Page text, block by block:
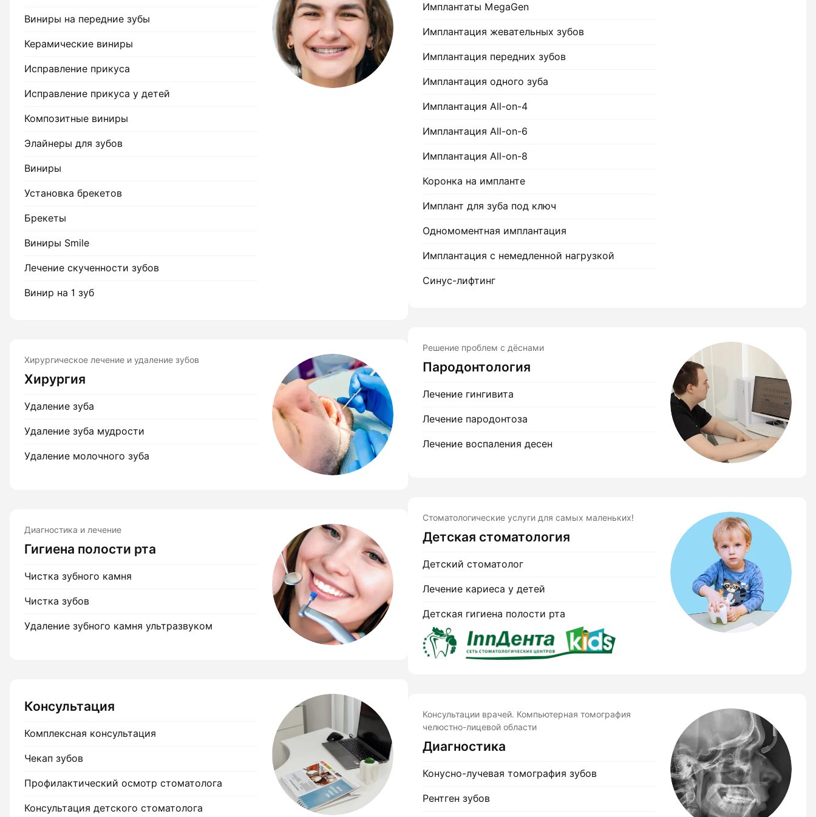
Виниры на передние зубы
Керамические виниры
Исправление прикуса
Исправление прикуса у детей
Композитные виниры
Элайнеры для зубов
Виниры
Установка брекетов
Брекеты
Виниры Smile
Лечение скученности зубов
Винир на 1 зуб
Хирургическое лечение и удаление зубов
Хирургия
Удаление зуба
Удаление зуба мудрости
Удаление молочного зуба
Диагностика и лечение
Гигиена полости рта
Чистка зубного камня
Чистка зубов
Удаление зубного камня ультразвуком
Консультация
Комплексная консультация
Чекап зубов
Профилактический осмотр стоматолога
Консультация детского стоматолога
Имплантаты MegaGen
Имплантация жевательных зубов
Имплантация передних зубов
Имплантация одного зуба
Имплантация All-on-4
Имплантация All-on-6
Имплантация All-on-8
Коронка на импланте
Имплант для зуба под ключ
Одномоментная имплантация
Имплантация с немедленной нагрузкой
Синус-лифтинг
Решение проблем с дёснами
Пародонтология
Лечение гингивита
Лечение пародонтоза
Лечение воспаления десен
Стоматологические услуги для самых маленьких!
Детская стоматология
Детский стоматолог
Лечение кариеса у детей
Детская гигиена полости рта
Консультации врачей. Компьютерная томография
челюстно-лицевой области
Диагностика
Конусно-лучевая томография зубов
Рентген зубов